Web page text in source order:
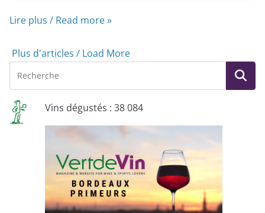
Lire plus / Read more »
Plus d'articles / Load More
Vins dégustés : 38 084